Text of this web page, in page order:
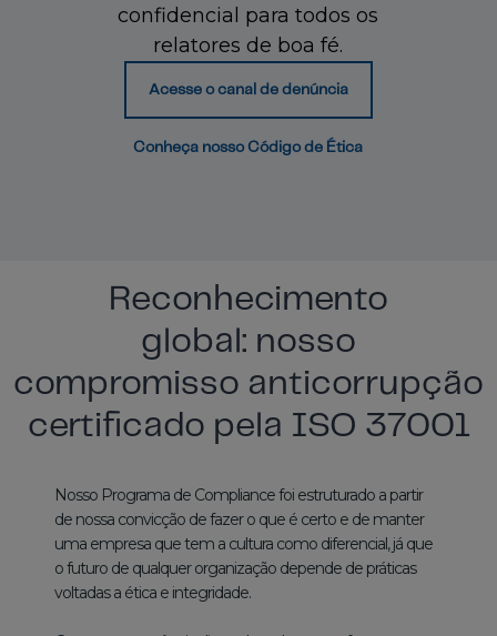
confidencial para todos os
relatores de boa fé.
Acesse o canal de denúncia
Conheça nosso Código de Ética
Reconhecimento
global: nosso
compromisso anticorrupção
certificado pela ISO 37001
Nosso Programa de Compliance foi estruturado a partir
de nossa convicção de fazer o que é certo e de manter
uma empresa que tem a cultura como diferencial, já que
o futuro de qualquer organização depende de práticas
voltadas a ética e integridade.